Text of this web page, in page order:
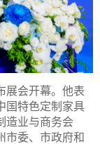
展会开幕。他表
国特色定制家具
造业与商务会
市委、市政府和